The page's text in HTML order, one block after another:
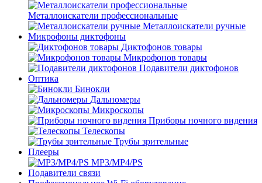
Металлоискатели профессиональные
Металлоискатели ручные
Микрофоны диктофоны
Диктофонов товары
Микрофонов товары
Подавители диктофонов
Оптика
Бинокли
Дальномеры
Микроскопы
Приборы ночного видения
Телескопы
Трубы зрительные
Плееры
MP3/MP4/PS
Подавители связи